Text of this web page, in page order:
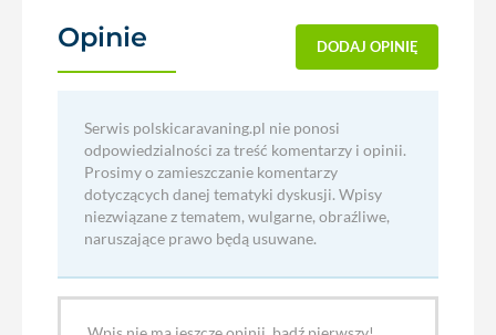
Opinie DODAJ OPINIĘ
Serwis polskicaravaning.pl nie ponosi
odpowiedzialności za treść komentarzy i opinii.
Prosimy o zamieszczanie komentarzy
dotyczących danej tematyki dyskusji. Wpisy
niezwiązane z tematem, wulgarne, obraźliwe,
naruszające prawo będą usuwane.